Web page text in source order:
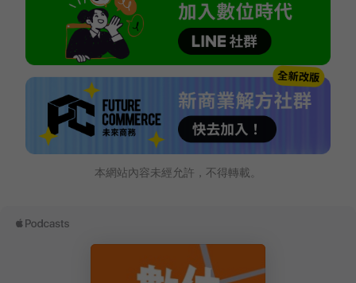
本網站內容未經允許，不得轉載。